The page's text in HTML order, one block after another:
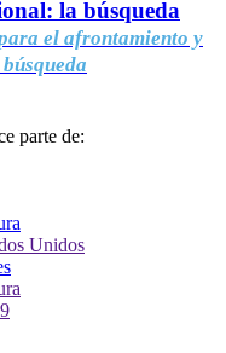
la búsqueda
el afrontamiento y
parte de: